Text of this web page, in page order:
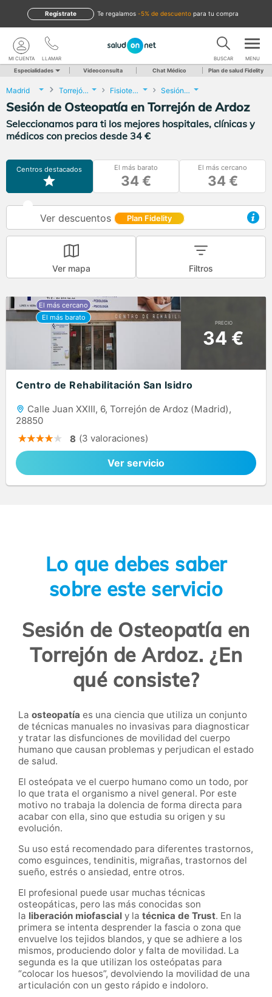
te regalamos -5% de descuento para tu compra
Regístrate
LLAMAR
MI CUENTA BUSCAR MENU
Especialidades Videoconsulta Chat Médico Plan de salud Fidelity
Madrid Torrejón de Ardoz Fisioterapia Sesión de Osteopatía
Sesión de Osteopatía en Torrejón de Ardoz
Seleccionamos para ti los mejores hospitales, clínicas y
médicos con precios desde 34 €
Centros destacados El más barato
34 €
El más cercano
34 €
Ver descuentos Plan Fidelity
Ver mapa Filtros
PRECIO
34 €
Centro de Rehabilitación San Isidro
Calle Juan XXIII, 6, Torrejón de Ardoz (Madrid),
28850
8 (3 valoraciones)
Ver servicio
Lo que debes saber
sobre este servicio
Sesión de Osteopatía en
Torrejón de Ardoz. ¿En
qué consiste?
La osteopatía es una ciencia que utiliza un conjunto
de técnicas manuales no invasivas para diagnosticar
y tratar las disfunciones de movilidad del cuerpo
humano que causan problemas y perjudican el estado
de salud.
El osteópata ve el cuerpo humano como un todo, por
lo que trata el organismo a nivel general. Por este
motivo no trabaja la dolencia de forma directa para
acabar con ella, sino que estudia su origen y su
evolución.
Su uso está recomendado para diferentes trastornos,
como esguinces, tendinitis, migrañas, trastornos del
sueño, estrés o ansiedad, entre otros.
El profesional puede usar muchas técnicas
osteopáticas, pero las más conocidas son
la liberación miofascial y la técnica de Trust. En la
primera se intenta desprender la fascia o zona que
envuelve los tejidos blandos, y que se adhiere a los
mismos, produciendo dolor y falta de movilidad. La
segunda es la que utilizan los osteópatas para
“colocar los huesos”, devolviendo la movilidad de una
articulación con un gesto rápido e indoloro.